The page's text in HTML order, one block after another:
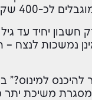
או במשיכות.
נמשכות לנצח –
למינוס?"